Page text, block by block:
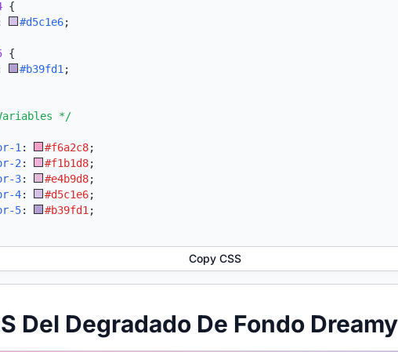
{
#d5c1e6;
{
#b39fd1 ;
*/
1 : #f6a2c8;
2 : #f1b1d8;
3: #e4b9d8;
4: #d5c1e6;
5: #b39fd1 ;
Copy CSS
Del Degradado De Fondo